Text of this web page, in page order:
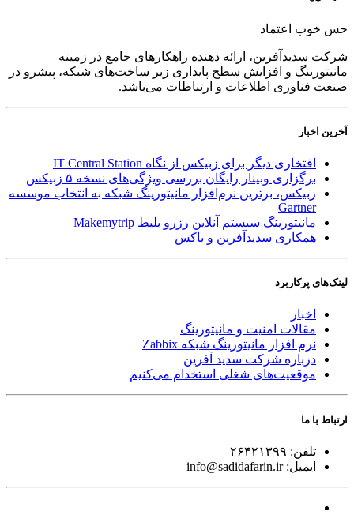
حس خوب اعتماد
شرکت سدید‌آفرین، ارائه دهنده راهکارهای جامع در زمینه
مانیتورینگ و افزایش سطح پایداری زیر ساخت‌های شبکه، پیشرو در
صنعت فناوری اطلاعات و ارتباطات می‌باشد.
آخرین اخبار
افتخاری دیگر برای زبیکس از نگاه IT Central Station
برگزاری وبینار رایگان بررسی ویژگی‌های نسخه ۵ زبیکس
زبیکس، برترین نرم‌افزار مانیتورینگ شبکه به انتخاب موسسه
Gartner
مانیتورینگ سیستم آنلاین رزرو بلیط Makemytrip
همکاری سدیدآفرین و باکس
لینک‌های پر‌کاربرد
اخبار
مقالات امنیت و مانیتورینگ
نرم افزار مانیتورینگ شبکه Zabbix
درباره شرکت سدید آفرین
موقعیت‌های شغلی استخدام ‌می‌کنیم
ارتباط با ما
تلفن: ۲۶۴۲۱۳۹۹
ایمیل:info@sadidafarin.ir